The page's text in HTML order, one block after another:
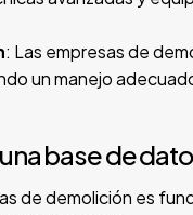
: Las empresas de
un manejo
base de
de demolición es